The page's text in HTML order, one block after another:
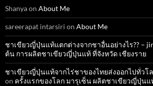
Shanyaon About Me
sareerapat intarsiri on About Me
ชาเขียวญี่ปุ่นแท้แตกต่างจากชาอื่นอย่างไร?? –
ต้น การผลิตชาเขียวญี่ปุ่นแท้ ที่จังหวัด เชียงราย
ชาเขียวญี่ปุ่นแท้จากไร่ชาของไทยส่งออกไปทั่วโ
on ครั้งแรกของโลก มารุเซ็น ผลิตชาเขียวญี่ปุ่น